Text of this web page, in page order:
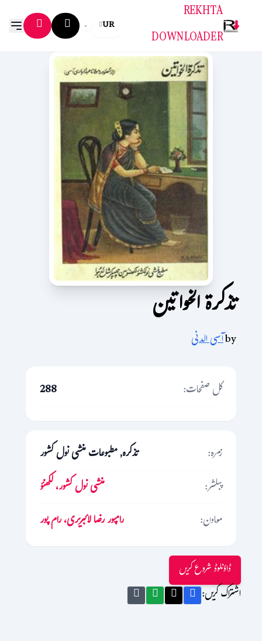
REKHTA
DOWNLOADER
UR
تذکرۃ الخواتین
byآسی الدنی
کل صفحات:
288
زمرہ:
تذکرہ, مطبوعات منشی نول کشور
پبلشر:
منشی نول کشور، لکھنؤ
معاون:
رامپور رضا لائبریری، رام پور
ڈاؤنلوڈ شروع کریں
اشتراک کریں: